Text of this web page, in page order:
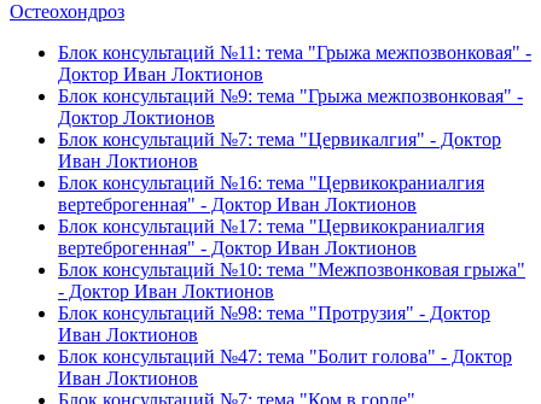
Остеохондроз
Блок консультаций №11: тема "Грыжа межпозвонковая" -
Доктор Иван Локтионов
Блок консультаций №9: тема "Грыжа межпозвонковая" -
Доктор Локтионов
Блок консультаций №7: тема "Цервикалгия" - Доктор
Иван Локтионов
Блок консультаций №16: тема "Цервикокраниалгия
вертеброгенная" - Доктор Иван Локтионов
Блок консультаций №17: тема "Цервикокраниалгия
вертеброгенная" - Доктор Иван Локтионов
Блок консультаций №10: тема "Межпозвонковая грыжа"
- Доктор Иван Локтионов
Блок консультаций №98: тема "Протрузия" - Доктор
Иван Локтионов
Блок консультаций №47: тема "Болит голова" - Доктор
Иван Локтионов